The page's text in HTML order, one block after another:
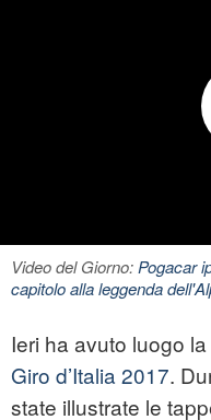
Video del Giorno:Pogacar
capitolo alla leggenda
Ieri ha avuto luogo
Giro d’Italia 2017.
state illustrate le